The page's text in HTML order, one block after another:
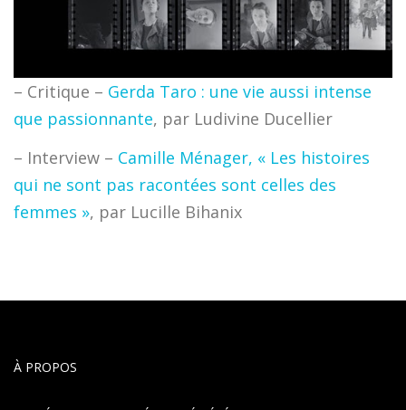
– Critique – Gerda Taro : une vie aussi intense
que passionnante, par Ludivine Ducellier
– Interview – Camille Ménager, « Les histoires
qui ne sont pas racontées sont celles des
femmes », par Lucille Bihanix
À PROPOS